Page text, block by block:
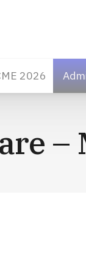
2026
–